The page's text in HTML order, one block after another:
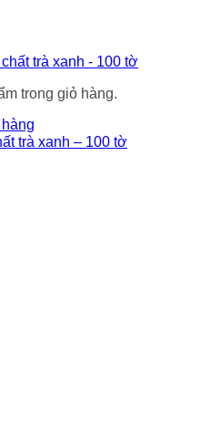
trong giỏ hàng.
trà xanh – 100 tờ